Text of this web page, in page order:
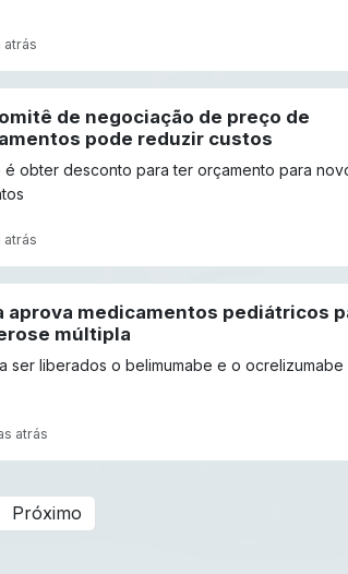
atrás
de negociação de preço de
pode reduzir custos
é obter desconto para ter orçamento para
atrás
aprova medicamentos pediátricos
múltipla
ser liberados o belimumabe e o ocrelizumabe
atrás
Próximo